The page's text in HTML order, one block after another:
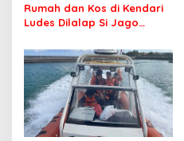
Rumah dan Kos di Kendari
Ludes Dilalap Si Jago